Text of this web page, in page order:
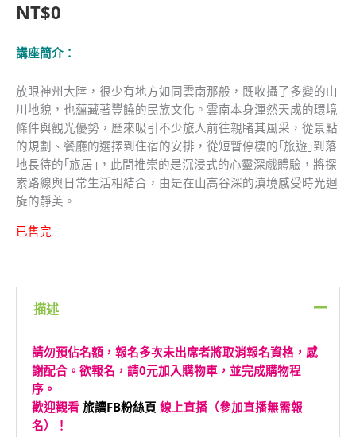
NT$0
講座簡介：
放眼神州大陸，很少有地方如同雲南那般，既收攝了多變的山
川地貌，也蘊藏著豐饒的民族文化。雲南本身渾然天成的環境
條件與觀光優勢，歷來吸引不少旅人前往親睹其風采，從景點
的規劃、餐廳的選擇到住宿的安排，從短暫停棲的｢旅遊｣到落
地長待的｢旅居｣，此間推崇的是沉浸式的心靈深戲體驗，將探
索路線與日常生活相結合，由是在山高谷深的滇境感受時光迴
旋的靜美。
已售完
描述
請勿預佔名額，報名多次未出席者將取消報名資格，感
謝配合。欲報名，請0元加入購物車，並完成購物程
序。
歡迎觀看 旅讀FB粉絲頁 線上直播（參加直播無需報
名）！